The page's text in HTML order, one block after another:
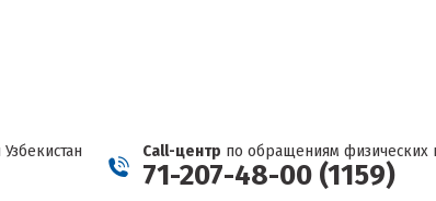
Call-центр по обращениям физических
71-207-48-00 (1159)
окнеокнеокнеокне